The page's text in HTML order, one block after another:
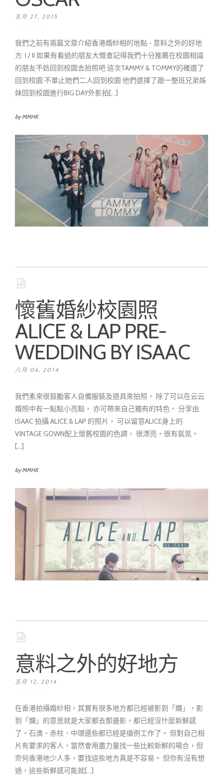
五月 27, 2015
我們之前有兩篇文章介紹香港婚紗相的地點 - 意料之外的好地
方: I / II 如果有看過的朋友大慨會記得我們十分推薦在校園相識
的朋友不妨回到校園去拍照吧 這次TAMMY & TOMMY的確選了
回到校園 不單止她們二人回到校園 他們選擇了跟一整班兄弟姊
妹回到校園進行BIG DAY外影拍[...]
by MMHK
懷舊婚紗校園照
ALICE & LAP PRE-
WEDDING BY ISAAC
八月 06, 2014
我們素來很鼓勵客人自備服裝及道具來拍照， 除了可以在云云
婚照中有一點點小亮點， 亦可帶來自己獨有的特色。 分享由
ISAAC 拍攝 ALICE & LAP 的照片， 可以留意ALICE身上的
VINTAGE GOWN配上懷舊校園的色調， 很漂亮，很有氣氛。
[...]
by MMHK
意料之外的好地方
五月 12, 2014
在香港拍攝婚紗相，其實有很多地方都已經被影到「爛」，影
到「爛」的意思就是大家都去那邊影，都已經沒什麼新鮮感
了。石澳、赤柱、中環還些都已經是循例工作了。 但對自己相
片有要求的客人，當然會用盡力量找一些比較新鮮的場合，但
奈何香港地少人多，要找這些地方真是不容易。 但你有沒有想
過，這些新鮮感可能就[...]